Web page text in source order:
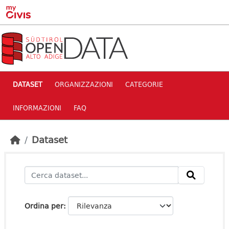
Skip to main content
DATASET ORGANIZZAZIONI CATEGORIE
INFORMAZIONI FAQ
Dataset
Ordina per